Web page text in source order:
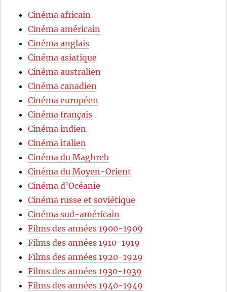
Cinéma africain
Cinéma américain
Cinéma anglais
Cinéma asiatique
Cinéma australien
Cinéma canadien
Cinéma européen
Cinéma français
Cinéma indien
Cinéma italien
Cinéma du Maghreb
Cinéma du Moyen-Orient
Cinéma d’Océanie
Cinéma russe et soviétique
Cinéma sud-américain
Films des années 1900-1909
Films des années 1910-1919
Films des années 1920-1929
Films des années 1930-1939
Films des années 1940-1949